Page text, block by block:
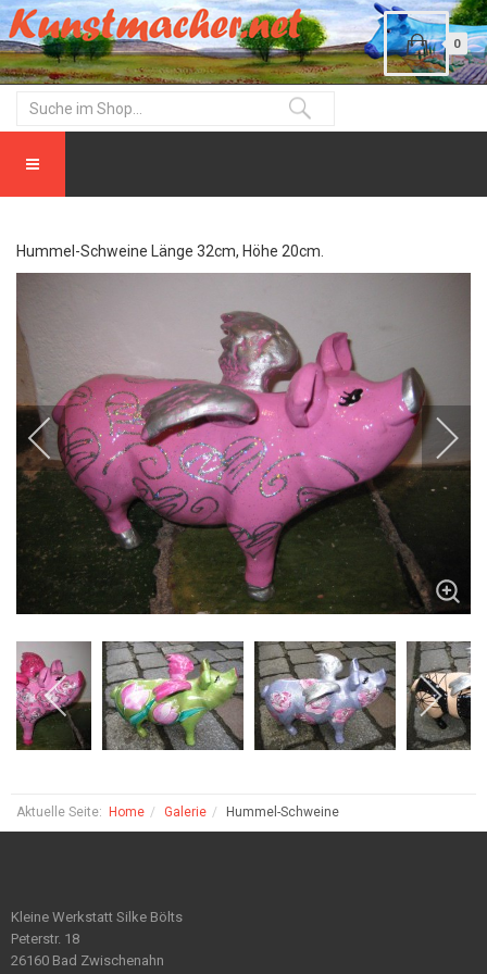
0
Hummel-Schweine Länge 32cm, Höhe 20cm.
Aktuelle Seite: Home Galerie Hummel-Schweine
Kleine Werkstatt Silke Bölts
Peterstr. 18
26160 Bad Zwischenahn